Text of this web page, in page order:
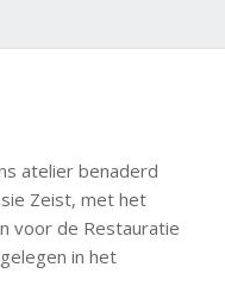
atelier benaderd
Zeist, met het
voor de Restauratie
in het